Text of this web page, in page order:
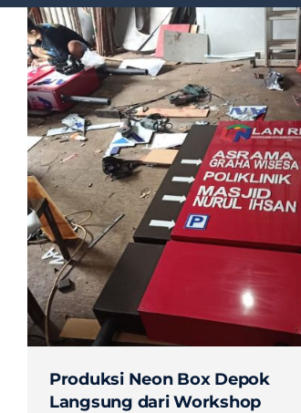
Produksi Neon Box Depok
Langsung dari Workshop